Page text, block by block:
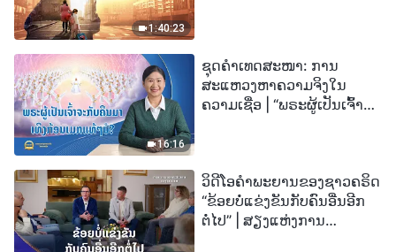
1:40:23
16:16
ຊຸດຄຳເທດສະໜາ: ການ
ສະແຫວງຫາຄວາມຈິງໃນ
ຄວາມເຊື່ອ | “ພຣະຜູ້ເປັນເຈົ້າຈະ
ວິດີໂອຄຳພະຍານຂອງຊາວຄຣິດ
“ຂ້ອຍບໍ່ແຂ່ງຂັນກັບຄົນອື່ນອີກ
ຕໍ່ໄປ” | ສຽງແຫ່ງການ